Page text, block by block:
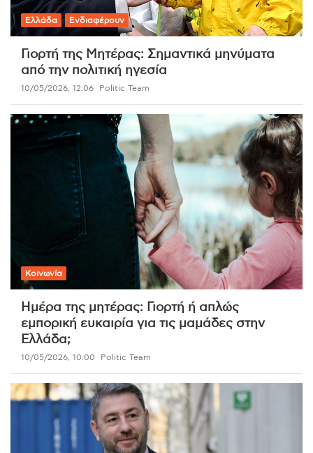
Ελλάδα Ενδιαφέρουν
Γιορτή της Μητέρας: Σημαντικά μηνύματα
από την πολιτική ηγεσία
10/05/2026, 12:06 Politic Team
Κοινωνία
Ημέρα της μητέρας: Γιορτή ή απλώς
εμπορική ευκαιρία για τις μαμάδες στην
Ελλάδα;
10/05/2026, 10:00 Politic Team